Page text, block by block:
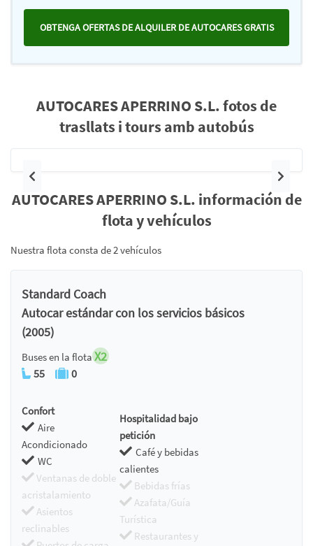
OBTENGA OFERTAS DE ALQUILER DE AUTOCARES GRATIS
AUTOCARES APERRINO S.L. fotos de
trasllats i tours amb autobús
Anterior
AUTOCARES APERRINO S.L. información de
flota y vehículos
Nuestra flota consta de 2 vehículos
Standard Coach
Autocar estándar con los servicios básicos
(2005)
Buses en la flota X2
55 0
Confort
Aire
Acondicionado
WC
Ventanas de doble
acristalamiento
Asientos
reclinables
Hospitalidad bajo
petición
Café y bebidas
calientes
Bebidas frías
Azafata/Guía
Turística
Restaurantes y